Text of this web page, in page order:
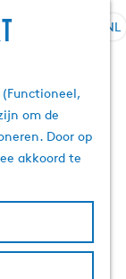
om de
Door op
akkoord te
e
S
NL